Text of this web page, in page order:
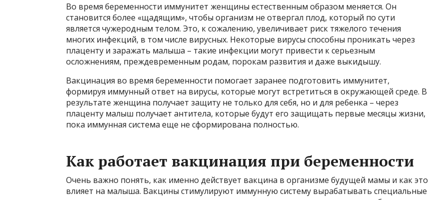
Во время беременности иммунитет женщины естественным образом меняется. Он
становится более «щадящим», чтобы организм не отвергал плод, который по сути
является чужеродным телом. Это, к сожалению, увеличивает риск тяжелого течения
многих инфекций, в том числе вирусных. Некоторые вирусы способны проникать через
плаценту и заражать малыша – такие инфекции могут привести к серьезным
осложнениям, преждевременным родам, порокам развития и даже выкидышу.
Вакцинация во время беременности помогает заранее подготовить иммунитет,
формируя иммунный ответ на вирусы, которые могут встретиться в окружающей среде. В
результате женщина получает защиту не только для себя, но и для ребенка – через
плаценту малыш получает антитела, которые будут его защищать первые месяцы жизни,
пока иммунная система еще не сформирована полностью.
Как работает вакцинация при беременности
Очень важно понять, как именно действует вакцина в организме будущей мамы и как это
влияет на малыша. Вакцины стимулируют иммунную систему вырабатывать специальные